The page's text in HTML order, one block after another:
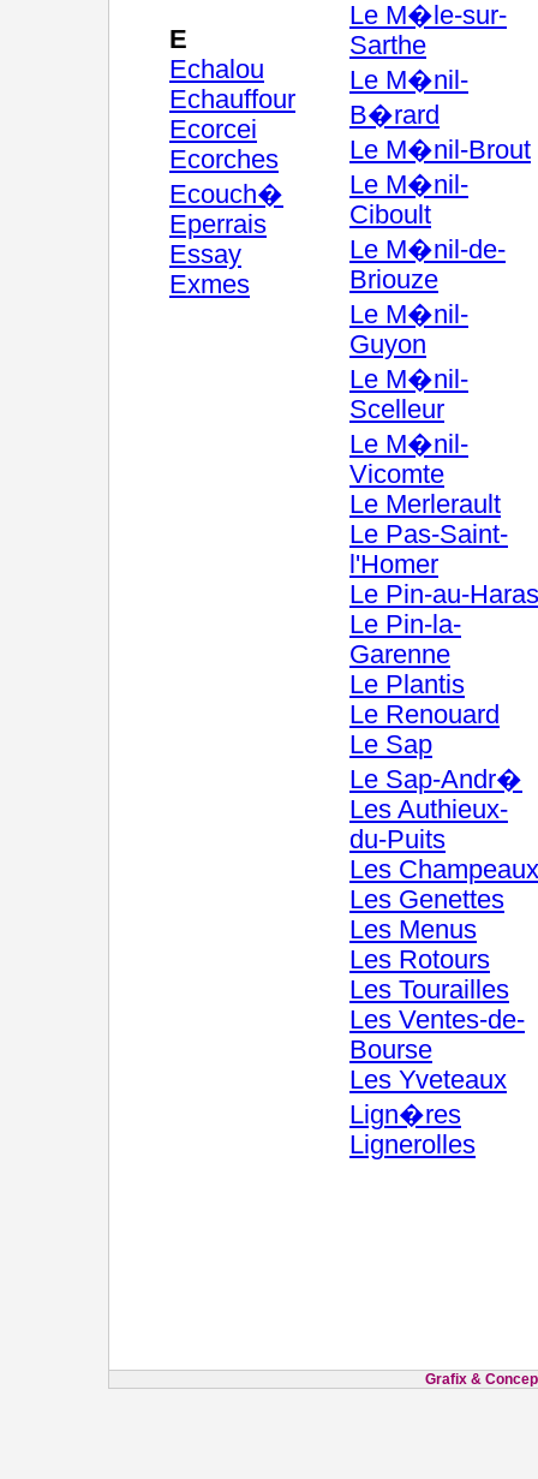
E
Echalou
Echauffour
Ecorcei
Ecorches
Ecouch�
Eperrais
Essay
Exmes
Le M�le-sur-
Sarthe
Le M�nil-
B�rard
Le M�nil-Brout
Le M�nil-
Ciboult
Le M�nil-de-
Briouze
Le M�nil-
Guyon
Le M�nil-
Scelleur
Le M�nil-
Vicomte
Le Merlerault
Le Pas-Saint-
l'Homer
Le Pin-au-Haras
Le Pin-la-
Garenne
Le Plantis
Le Renouard
Le Sap
Le Sap-Andr�
Les Authieux-
du-Puits
Les Champeaux
Les Genettes
Les Menus
Les Rotours
Les Tourailles
Les Ventes-de-
Bourse
Les Yveteaux
Lign�res
Lignerolles
Grafix &